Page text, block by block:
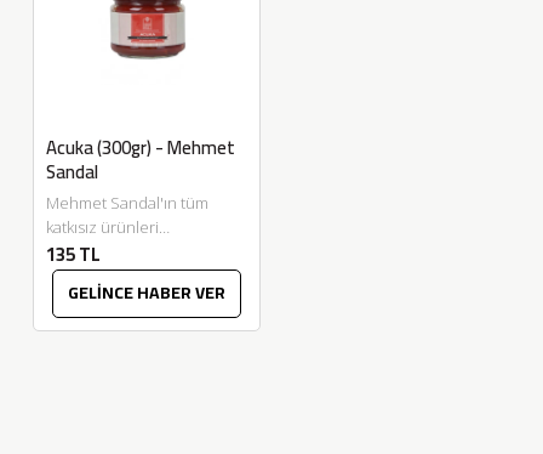
Acuka (300gr) - Mehmet
Sandal
Mehmet Sandal'ın tüm
katkısız ürünleri
Eskitadında.com'da.
Mehmet Sandal markalı tüm
salçalarımızın karışımıyla,
kendi özel reçetemiz ile
135 TL
GELİNCE HABER VER